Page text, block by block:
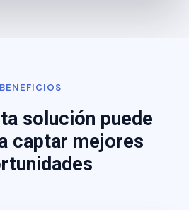
BENEFICIOS
solución puede
captar mejores